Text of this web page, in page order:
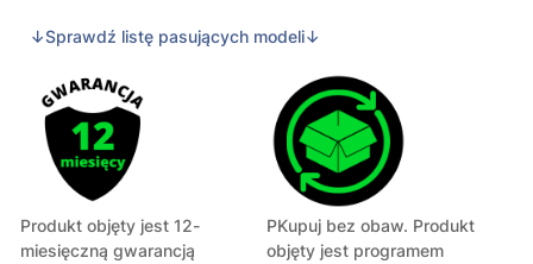
↓Sprawdź listę pasujących modeli↓
Produkt objęty jest 12-
miesięczną gwarancją
PKupuj bez obaw. Produkt
objęty jest programem